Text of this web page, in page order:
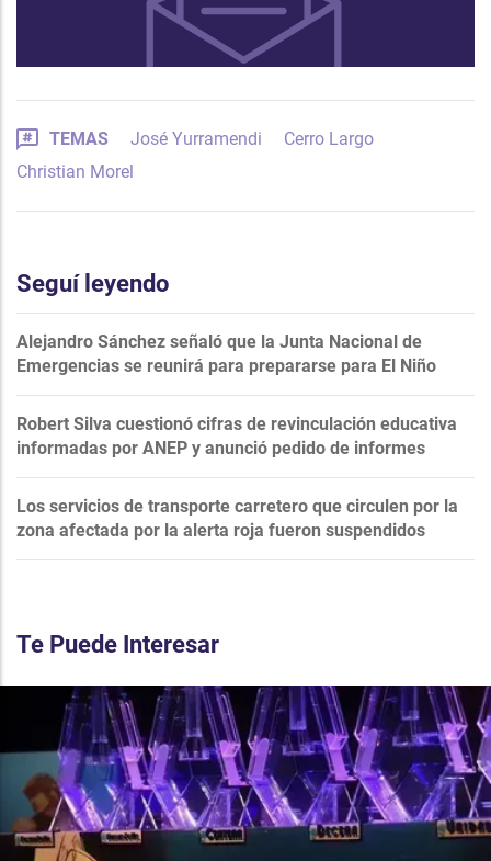
TEMAS José Yurramendi
Cerro Largo
Christian Morel
Seguí leyendo
Alejandro Sánchez señaló que la Junta Nacional de
Emergencias se reunirá para prepararse para El Niño
Robert Silva cuestionó cifras de revinculación educativa
informadas por ANEP y anunció pedido de informes
Los servicios de transporte carretero que circulen por la
zona afectada por la alerta roja fueron suspendidos
Te Puede Interesar